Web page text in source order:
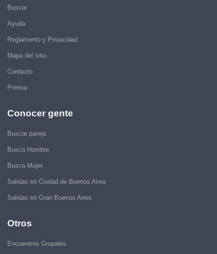
Buscar
Ayuda
Reglamento y Privacidad
Mapa del sitio
Contacto
Prensa
Conocer gente
Buscar pareja
Busca Hombre
Busca Mujer
Salidas en Ciudad de Buenos Aires
Salidas en Gran Buenos Aires
Otros
Encuentros Grupales